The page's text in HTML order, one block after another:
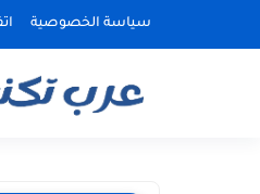
سياسة الخصوصية